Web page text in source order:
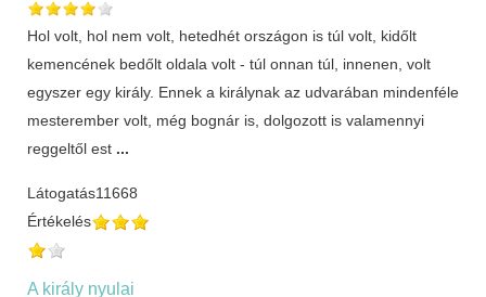
Hol volt, hol nem volt, hetedhét országon is túl volt, kidőlt
kemencének bedőlt oldala volt - túl onnan túl, innenen, volt
egyszer egy király. Ennek a királynak az udvarában mindenféle
mesterember volt, még bognár is, dolgozott is valamennyi
reggeltől est ...
Látogatás11668
Értékelés
A király nyulai